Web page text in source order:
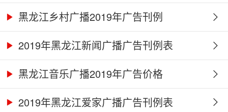
黑龙江乡村广播2019年广告刊例
2019年黑龙江新闻广播广告刊例表
黑龙江音乐广播2019年广告价格
2019年黑龙江爱家广播广告刊例表